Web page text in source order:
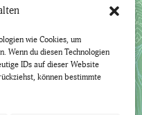
wie Cookies, um
Wenn du diesen Technologien
IDs auf dieser Website
können bestimmte